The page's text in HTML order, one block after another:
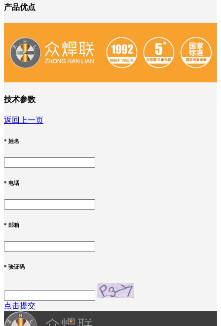
产品优点
技术参数
返回上一页
* 姓名
* 电话
* 邮箱
* 验证码
点击提交